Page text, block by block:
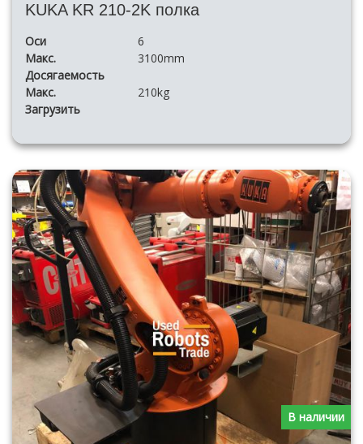
KUKA KR 210-2K полка
Оси
6
Макс.
Досягаемость
3100mm
Макс.
Загрузить
210kg
В наличии